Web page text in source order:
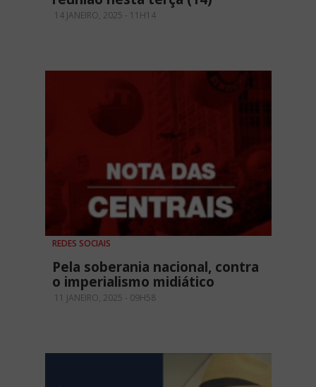
14 JANEIRO, 2025 - 11H14
REDES SOCIAIS
Pela soberania nacional, contra
o imperialismo midiático
11 JANEIRO, 2025 - 09H58